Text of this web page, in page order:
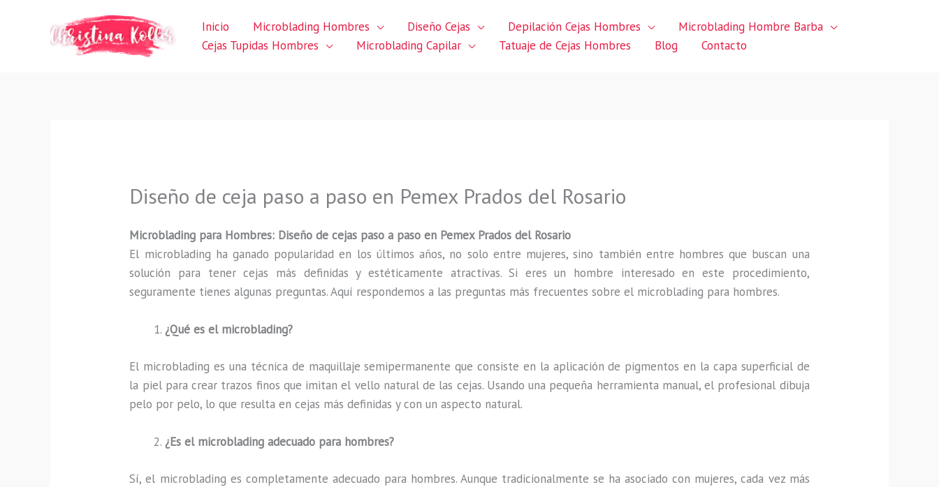
Inicio Microblading Hombres Diseño Cejas Depilación Cejas Hombres
Microblading Hombre Barba
Cejas Tupidas Hombres
Microblading Capilar Tatuaje de Cejas Hombres Blog Contacto
Diseño de ceja paso a paso en Pemex Prados del Rosario
Microblading para Hombres: Diseño de cejas paso a paso en Pemex Prados del Rosario
El microblading ha ganado popularidad en los últimos años, no solo entre mujeres, sino también entre hombres que buscan una
solución para tener cejas más definidas y estéticamente atractivas. Si eres un hombre interesado en este procedimiento,
seguramente tienes algunas preguntas. Aquí respondemos a las preguntas más frecuentes sobre el microblading para hombres.
¿Qué es el microblading?
El microblading es una técnica de maquillaje semipermanente que consiste en la aplicación de pigmentos en la capa superficial de
la piel para crear trazos finos que imitan el vello natural de las cejas. Usando una pequeña herramienta manual, el profesional dibuja
pelo por pelo, lo que resulta en cejas más definidas y con un aspecto natural.
¿Es el microblading adecuado para hombres?
Sí, el microblading es completamente adecuado para hombres. Aunque tradicionalmente se ha asociado con mujeres, cada vez más